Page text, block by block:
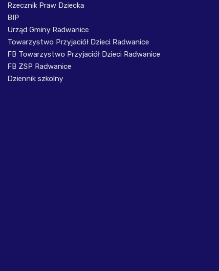
Rzecznik Praw Dziecka
BIP
Urząd Gminy Radwanice
Towarzystwo Przyjaciół Dzieci Radwanice
FB Towarzystwo Przyjaciół Dzieci Radwanice
FB ZSP Radwanice
Dziennik szkolny